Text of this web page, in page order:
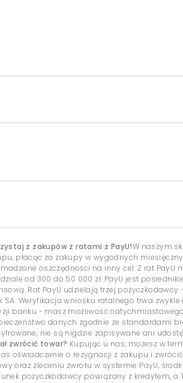
z zakupów z ratami z PayU!W naszym
płacąc za zakupy w wygodnych
oszczędności na inny cel. Z rat PayU
od 300 do 50 000 zł. PayU jest
Rat PayU udzielają trzej pożyczkodawcy
SA. Weryfikacja wniosku ratalnego trwa
banku - masz możliwość
danych zgodnie ze standardami
nie są nigdzie zapisywane ani
zwrócić towar? Kupując u nas, możesz w
oświadczenie o rezygnacji z zakupu i
oraz zleceniu zwrotu w systemie PayU,
pożyczkodawcy powiązany z kredytem,